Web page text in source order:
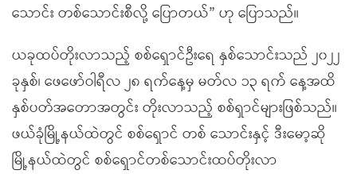
သောင်း တစ်သောင်းစီလို့ ပြောတယ်” ဟု ပြောသည်။
ယခုထပ်တိုးလာသည့် စစ်ရှောင်ဦးရေ နှစ်သောင်းသည် ၂၀၂၂
ခုနှစ်၊ ဖေဖော်ဝါရီလ ၂၈ ရက်နေ့မှ မတ်လ ၁၃ ရက် နေ့အထိ
နှစ်ပတ်အတောအတွင်း တိုးလာသည့် စစ်ရှာင်များဖြစ်သည်။
ဖယ်ခုံမြို့နယ်ထဲတွင် စစ်ရှောင် တစ် သောင်းနှင့် ဒီးမော့ဆို
မြို့နယ်ထဲတွင် စစ်ရှောင်တစ်သောင်းထပ်တိုးလာ